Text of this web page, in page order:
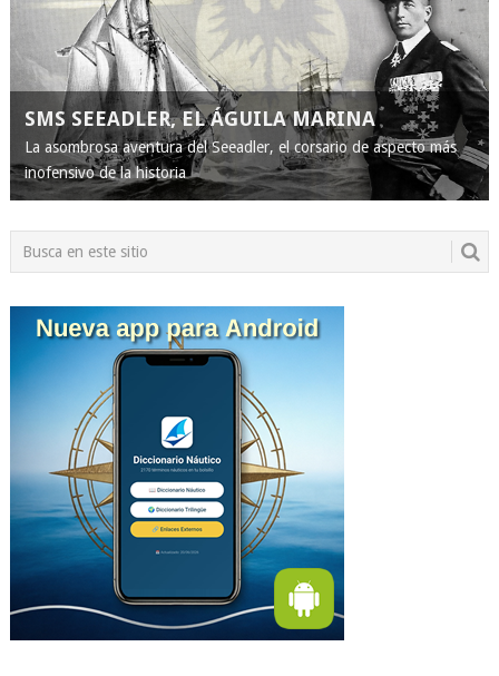
SMS SEEADLER, EL ÁGUILA MARINA
La asombrosa aventura del Seeadler, el corsario de aspecto más
inofensivo de la historia